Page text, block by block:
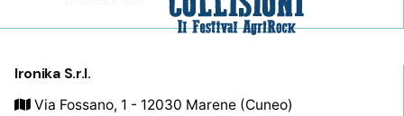
Ironika S.r.l.
Via Fossano, 1 - 12030 Marene (Cuneo)